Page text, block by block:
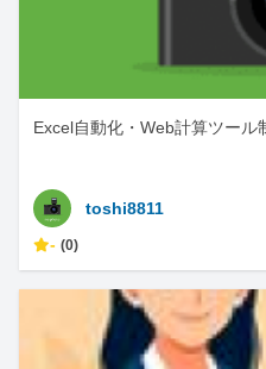
Excel自動化・Web計算ツール
toshi8811
- (0)